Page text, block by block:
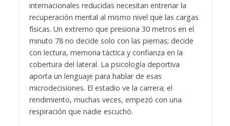
internacionales reducidas necesitan entrenar la
recuperación mental al mismo nivel que las cargas
físicas. Un extremo que presiona 30 metros en el
minuto 78 no decide solo con las piernas; decide
con lectura, memoria táctica y confianza en la
cobertura del lateral. La psicología deportiva
aporta un lenguaje para hablar de esas
microdecisiones. El estadio ve la carrera; el
rendimiento, muchas veces, empezó con una
respiración que nadie escuchó.